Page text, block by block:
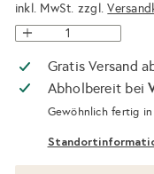
inkl. MwSt. zzgl.
Gratis Versand
Abholbereit bei
Gewöhnlich fertig